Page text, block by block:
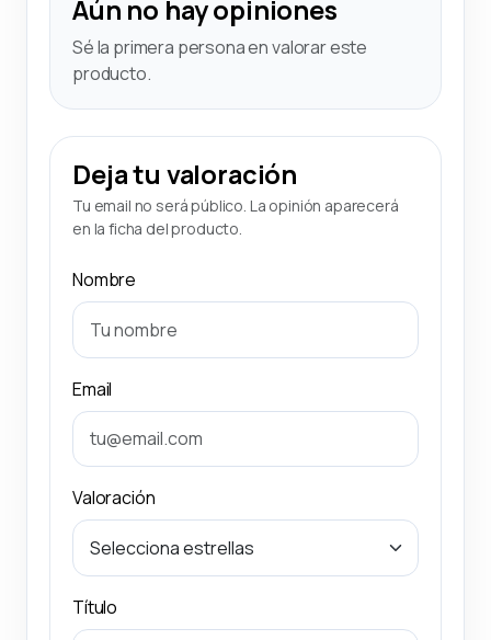
Aún no hay opiniones
Sé la primera persona en valorar este
producto.
Deja tu valoración
Tu email no será público. La opinión aparecerá
en la ficha del producto.
Nombre
Email
Valoración
Título